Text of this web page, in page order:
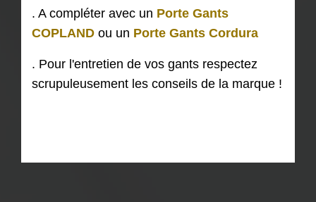
. A compléter avec un Porte Gants
COPLAND ou un Porte Gants Cordura
. Pour l'entretien de vos gants respectez
scrupuleusement les conseils de la marque !